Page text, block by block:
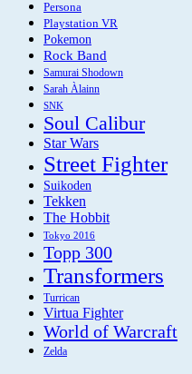
Persona
Playstation VR
Pokemon
Rock Band
Samurai Shodown
Sarah Àlainn
SNK
Soul Calibur
Star Wars
Street Fighter
Suikoden
Tekken
The Hobbit
Tokyo 2016
Topp 300
Transformers
Turrican
Virtua Fighter
World of Warcraft
Zelda